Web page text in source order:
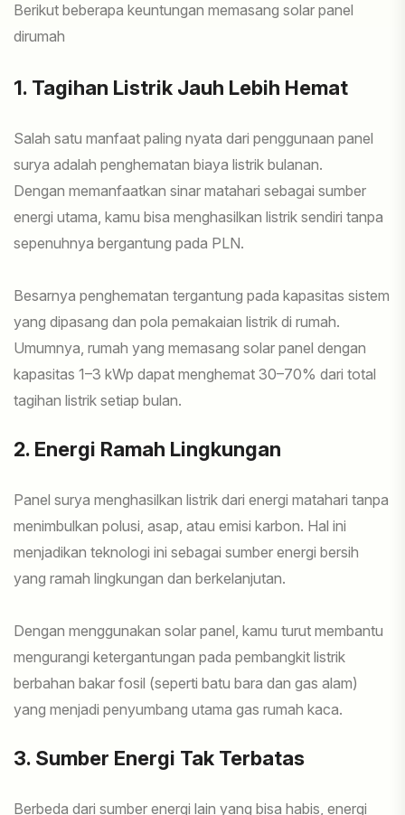
Berikut beberapa keuntungan memasang solar panel
dirumah
1. Tagihan Listrik Jauh Lebih Hemat
Salah satu manfaat paling nyata dari penggunaan panel
surya adalah penghematan biaya listrik bulanan.
Dengan memanfaatkan sinar matahari sebagai sumber
energi utama, kamu bisa menghasilkan listrik sendiri tanpa
sepenuhnya bergantung pada PLN.
Besarnya penghematan tergantung pada kapasitas sistem
yang dipasang dan pola pemakaian listrik di rumah.
Umumnya, rumah yang memasang solar panel dengan
kapasitas 1–3 kWp dapat menghemat 30–70% dari total
tagihan listrik setiap bulan.
2. Energi Ramah Lingkungan
Panel surya menghasilkan listrik dari energi matahari tanpa
menimbulkan polusi, asap, atau emisi karbon. Hal ini
menjadikan teknologi ini sebagai sumber energi bersih
yang ramah lingkungan dan berkelanjutan.
Dengan menggunakan solar panel, kamu turut membantu
mengurangi ketergantungan pada pembangkit listrik
berbahan bakar fosil (seperti batu bara dan gas alam)
yang menjadi penyumbang utama gas rumah kaca.
3. Sumber Energi Tak Terbatas
Berbeda dari sumber energi lain yang bisa habis, energi